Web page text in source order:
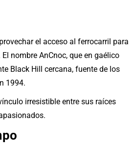
el acceso al ferrocarril para
nombre AnCnoc, que en gaélico
Black Hill cercana, fuente de los
1994.
irresistible entre sus raíces